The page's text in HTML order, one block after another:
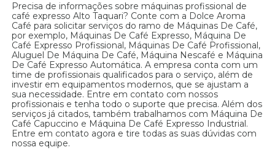
Precisa de informações sobre máquinas profissional de
café expresso Alto Taquari? Conte com a Dolce Aroma
Café para solicitar serviços do ramo de Máquinas De Café,
por exemplo, Máquinas De Café Expresso, Máquina De
Café Expresso Profissional, Máquinas De Café Profissional,
Aluguel De Máquina De Café, Máquina Nescafé e Máquina
De Café Expresso Automática. A empresa conta com um
time de profissionais qualificados para o serviço, além de
investir em equipamentos modernos, que se ajustam a
sua necessidade. Entre em contato com nossos
profissionais e tenha todo o suporte que precisa. Além dos
serviços já citados, também trabalhamos com Máquina De
Café Capuccino e Máquina De Café Expresso Industrial.
Entre em contato agora e tire todas as suas dúvidas com
nossa equipe.